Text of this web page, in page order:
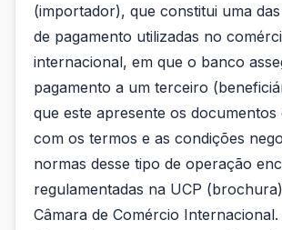
(importador), que constitui uma das
de pagamento utilizadas no
internacional, em que o banco
pagamento a um terceiro
que este apresente os documentos
com os termos e as condições
normas desse tipo de operação
regulamentadas na UCP
Câmara de Comércio